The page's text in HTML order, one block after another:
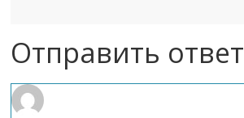
Отправить ответ